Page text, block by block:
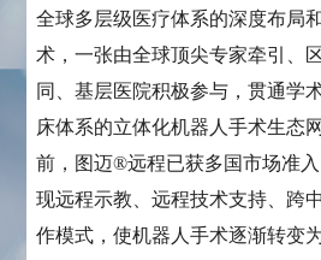
全球多层级医疗体系的深度布局
术，一张由全球顶尖专家牵引、
同、基层医院积极参与，贯通学
床体系的立体化机器人手术生态
前，图迈®远程已获多国市场准
现远程示教、远程技术支持、跨
作模式，使机器人手术逐渐转变